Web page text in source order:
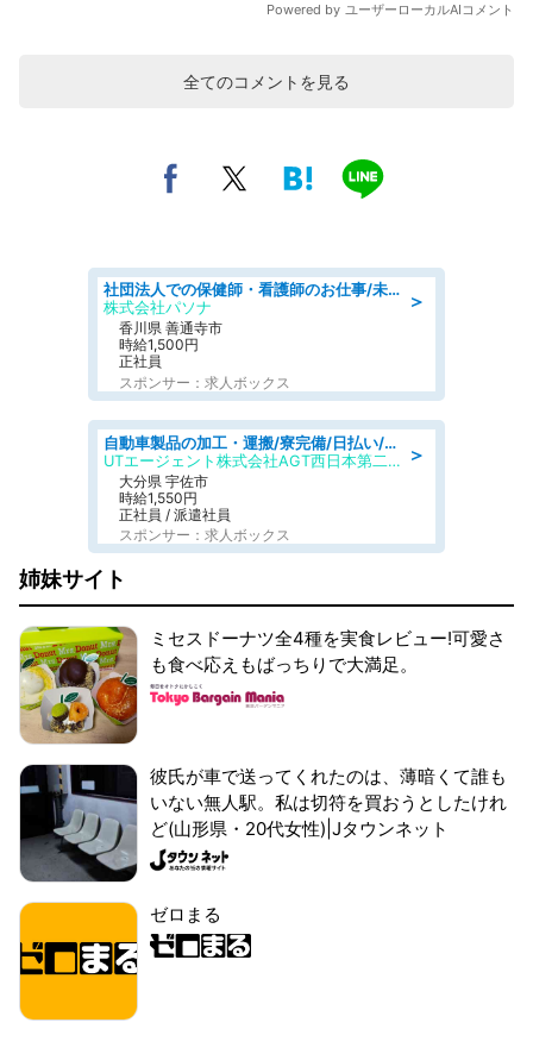
全てのコメントを見る
＞
社団法人での保健師・看護師のお仕事/未経験OK/要資格:普通免許、保健師、正看護師
株式会社パソナ
香川県 善通寺市
時給1,500円
正社員
スポンサー：求人ボックス
＞
自動車製品の加工・運搬/寮完備/日払い/工場・製造
UTエージェント株式会社AGT西日本第二CU
大分県 宇佐市
時給1,550円
正社員 / 派遣社員
スポンサー：求人ボックス
姉妹サイト
ミセスドーナツ全4種を実食レビュー!可愛さ
も食べ応えもばっちりで大満足。
彼氏が車で送ってくれたのは、薄暗くて誰も
いない無人駅。私は切符を買おうとしたけれ
ど(山形県・20代女性)|Jタウンネット
ゼロまる